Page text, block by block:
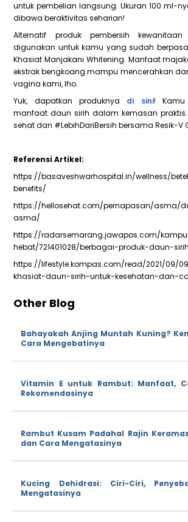
untuk pembelian langsung. Ukuran 100 ml-
dibawa beraktivitas seharian!
Alternatif produk pembersih
digunakan untuk kamu yang sudah
Khasiat Manjakani Whitening. Manfaat
ekstrak bengkoang mampu mencerahkan
vagina kami, lho.
Yuk, dapatkan produknya di sini! Kamu
manfaat daun sirih dalam kemasan
sehat dan #LebihDariBersih bersama Resik-V
Referensi Artikel:
https://basaveshwarhospital.in/wellness/
benefits/
https://hellosehat.com/pernapasan/asma/
asma/
https://radarsemarang.jawapos.com/
hebat/721401028/berbagai-produk-daun-
https://lifestyle.kompas.com/read/2021/09/
khasiat-daun-sirih-untuk-kesehatan-dan-
Other Blog
Bahayakah Anjing Muntah Kuning?
Cara Mengobatinya
Vitamin E untuk Rambut: Manfaat,
Rekomendasinya
Rambut Kusam Padahal Rajin
dan Cara Mengatasinya
Kucing Dehidrasi: Ciri-Ciri,
Mengatasinya